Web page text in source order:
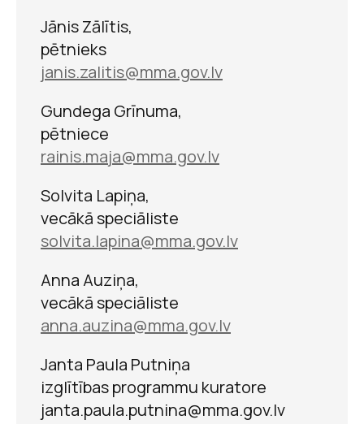
atklātnēs
Jānis Zālītis,
pētnieks
janis.zalitis@mma.gov.lv
Gundega Grīnuma,
pētniece
rainis.maja@mma.gov.lv
Solvita Lapiņa,
vecākā speciāliste
solvita.lapina@mma.gov.lv
Anna Auziņa,
vecākā speciāliste
anna.auzina@mma.gov.lv
Janta Paula Putniņa
izglītības programmu kuratore
janta.paula.putnina@mma.gov.lv